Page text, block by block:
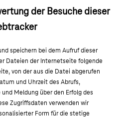
der Besuche dieser
speichern bei dem Aufruf dieser
Dateien der Internetseite folgende
von der aus die Datei abgerufen
und Uhrzeit des Abrufs,
Meldung über den Erfolg des
Zugriffsdaten verwenden wir
Form für die stetige